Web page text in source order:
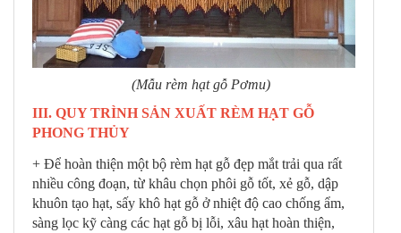
(Mẫu rèm hạt gỗ Pơmu)
III. QUY TRÌNH SẢN XUẤT RÈM HẠT GỖ
PHONG THỦY
+ Để hoàn thiện một bộ rèm hạt gỗ đẹp mắt trải qua rất
nhiều công đoạn, từ khâu chọn phôi gỗ tốt, xẻ gỗ, dập
khuôn tạo hạt, sấy khô hạt gỗ ở nhiệt độ cao chống ẩm,
sàng lọc kỹ càng các hạt gỗ bị lỗi, xâu hạt hoàn thiện,